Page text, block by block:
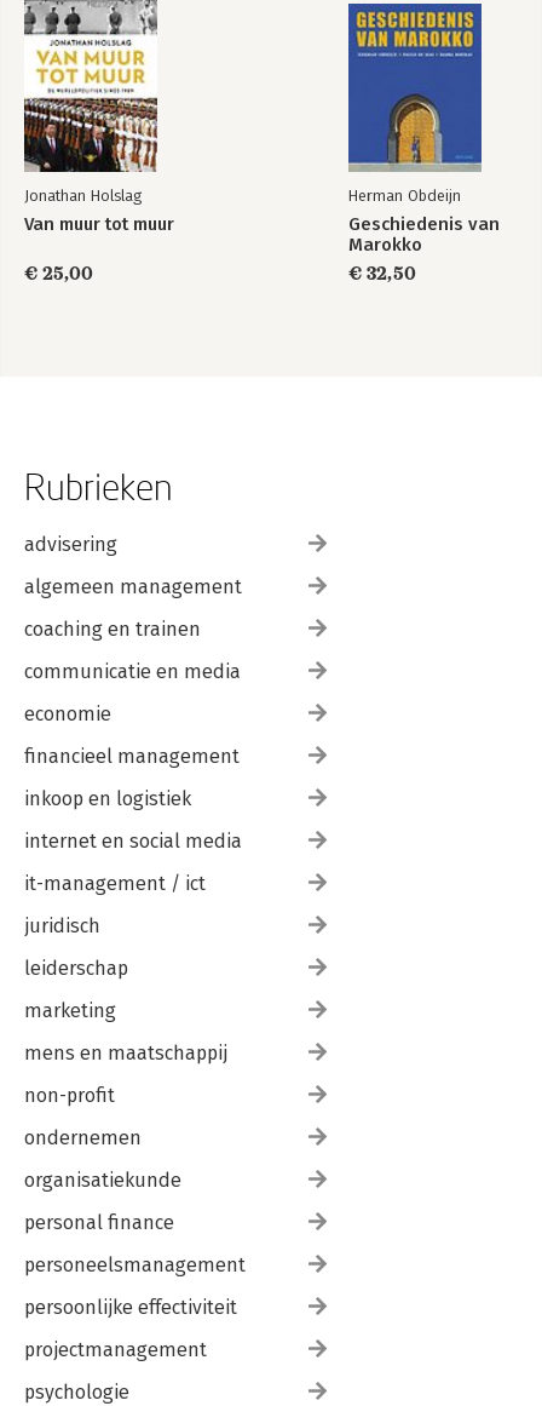
Jonathan Holslag
Van muur tot muur
€ 25,00
Herman Obdeijn
Geschiedenis van
Marokko
€ 32,50
Rubrieken
advisering
algemeen management
coaching en trainen
communicatie en media
economie
financieel management
inkoop en logistiek
internet en social media
it-management / ict
juridisch
leiderschap
marketing
mens en maatschappij
non-profit
ondernemen
organisatiekunde
personal finance
personeelsmanagement
persoonlijke effectiviteit
projectmanagement
psychologie